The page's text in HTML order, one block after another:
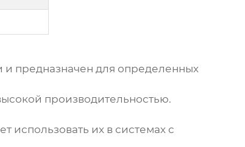
и предназначен для определенных
производительностью.
использовать их в системах с